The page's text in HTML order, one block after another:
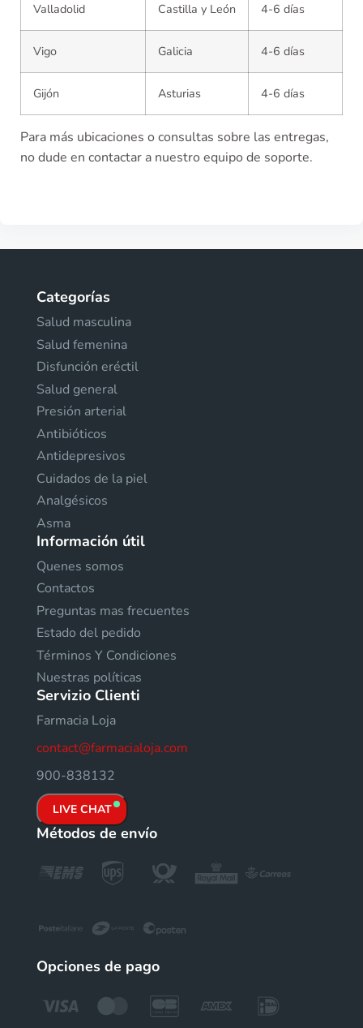
Valladolid Castilla y León 4-6 días
Vigo Galicia 4-6 días
Gijón Asturias 4-6 días
Para más ubicaciones o consultas sobre las entregas,
no dude en contactar a nuestro equipo de soporte.
Categorías
Salud masculina
Salud femenina
Disfunción eréctil
Salud general
Presión arterial
Antibióticos
Antidepresivos
Cuidados de la piel
Analgésicos
Asma
Información útil
Quenes somos
Contactos
Preguntas mas frecuentes
Estado del pedido
Términos Y Condiciones
Nuestras políticas
Servizio Clienti
Farmacia Loja
contact@farmacialoja.com
900-838132
LIVE CHAT
Métodos de envío
Opciones de pago